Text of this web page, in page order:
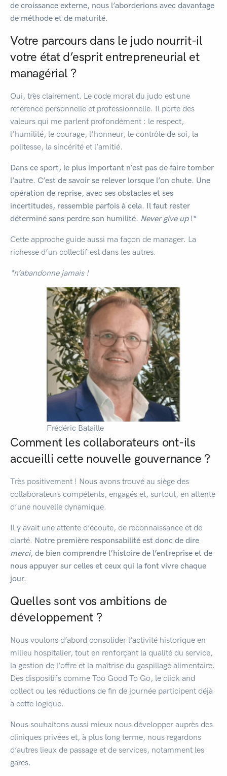
de croissance externe, nous l’aborderions avec davantage
de méthode et de maturité.
Votre parcours dans le judo nourrit-il
votre état d’esprit entrepreneurial et
managérial ?
Oui, très clairement. Le code moral du judo est une
référence personnelle et professionnelle. Il porte des
valeurs qui me parlent profondément : le respect,
l’humilité, le courage, l’honneur, le contrôle de soi, la
politesse, la sincérité et l’amitié.
Dans ce sport, le plus important n’est pas de faire tomber
l’autre. C’est de savoir se relever lorsque l’on chute. Une
opération de reprise, avec ses obstacles et ses
incertitudes, ressemble parfois à cela. Il faut rester
déterminé sans perdre son humilité. Never give up!*
Cette approche guide aussi ma façon de manager. La
richesse d’un collectif est dans les autres.
*n’abandonne jamais !
Frédéric Bataille
Comment les collaborateurs ont-ils
accueilli cette nouvelle gouvernance ?
Très positivement ! Nous avons trouvé au siège des
collaborateurs compétents, engagés et, surtout, en attente
d’une nouvelle dynamique.
Il y avait une attente d’écoute, de reconnaissance et de
clarté. Notre première responsabilité est donc de dire
merci, de bien comprendre l’histoire de l’entreprise et de
nous appuyer sur celles et ceux qui la font vivre chaque
jour.
Quelles sont vos ambitions de
développement ?
Nous voulons d’abord consolider l’activité historique en
milieu hospitalier, tout en renforçant la qualité du service,
la gestion de l’offre et la maîtrise du gaspillage alimentaire.
Des dispositifs comme Too Good To Go, le click and
collect ou les réductions de fin de journée participent déjà
à cette logique.
Nous souhaitons aussi mieux nous développer auprès des
cliniques privées et, à plus long terme, nous regardons
d’autres lieux de passage et de services, notamment les
gares.